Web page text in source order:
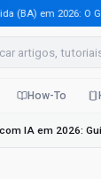
em 2026: O Guia
How-To
IA em 2026: